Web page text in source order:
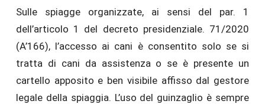
Sulle spiagge organizzate, ai sensi del par. 1
dell’articolo 1 del decreto presidenziale. 71/2020
(Α’166), l’accesso ai cani è consentito solo se si
tratta di cani da assistenza o se è presente un
cartello apposito e ben visibile affisso dal gestore
legale della spiaggia. L’uso del guinzaglio è sempre